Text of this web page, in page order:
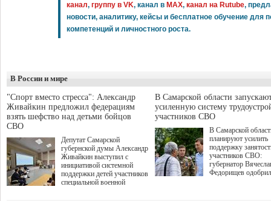
канал, группу в VK, канал в MAX, канал на Rutube,
новости, аналитику, кейсы и бесплатное обучение
компетенций и личностного роста.
В России и мире
"Спорт вместо стресса": Александр
Живайкин предложил федерациям
взять шефство над детьми бойцов
СВО
Депутат Самарской
губернской думы Александр
Живайкин выступил с
инициативой системной
поддержки детей участников
специальной военной
В Самарской области
усиленную систему
участников СВО
В Самарской
планируют усилить
поддержку
участников СВО:
губернатор
Федорищев